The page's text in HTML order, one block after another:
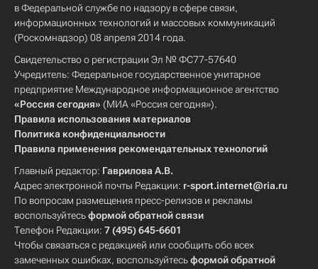
в Федеральной службе по надзору в сфере связи,
информационных технологий и массовых коммуникаций
(Роскомнадзор) 08 апреля 2014 года.
Свидетельство о регистрации Эл № ФС77-57640
Учредитель: Федеральное государственное унитарное
предприятие Международное информационное агентство
«Россия сегодня» (МИА «Россия сегодня»).
Правила использования материалов
Политика конфиденциальности
Правила применения рекомендательных технологий
Главный редактор: Гаврилова А.В.
Адрес электронной почты Редакции: r-sport.internet@ria.ru
По вопросам размещения пресс-релизов и рекламы
воспользуйтесьформой обратной связи
Телефон Редакции: 7 (495) 645-6601
Чтобы связаться с редакцией или сообщить обо всех
замеченных ошибках, воспользуйтесьформой обратной